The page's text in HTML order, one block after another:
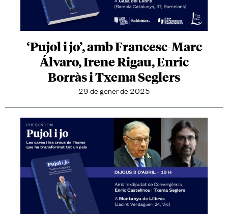
‘Pujol i jo’, amb Francesc-Marc
Álvaro, Irene Rigau, Enric
Borràs i Txema Seglers
29 de gener de 2025